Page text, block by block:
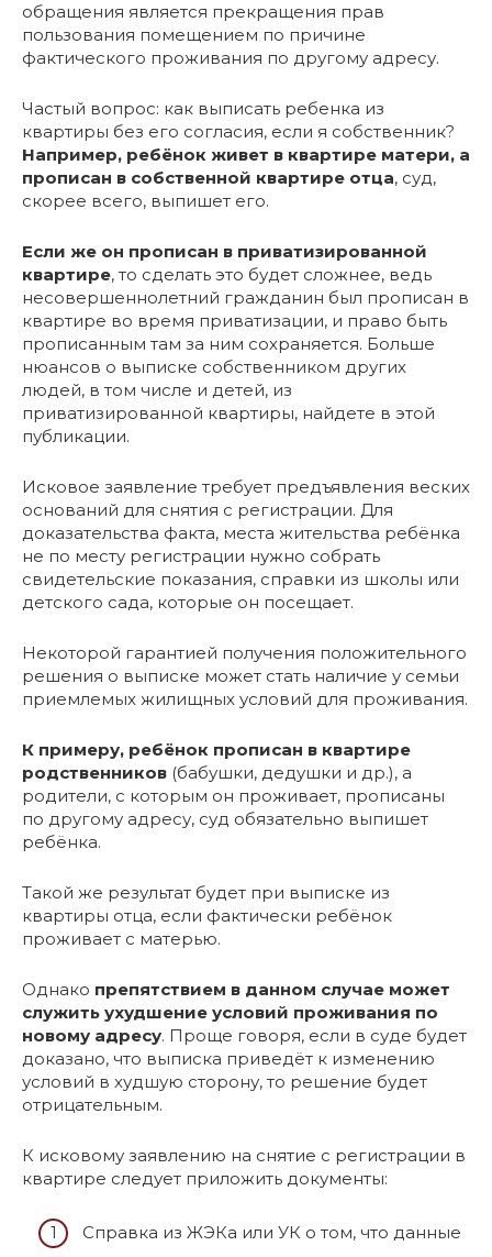
обращения является прекращения прав
пользования помещением по причине
фактического проживания по другому адресу.
Частый вопрос: как выписать ребенка из
квартиры без его согласия, если я собственник?
Например, ребёнок живет в квартире матери, а
прописан в собственной квартире отца, суд,
скорее всего, выпишет его.
Если же он прописан в приватизированной
квартире, то сделать это будет сложнее, ведь
несовершеннолетний гражданин был прописан в
квартире во время приватизации, и право быть
прописанным там за ним сохраняется. Больше
нюансов о выписке собственником других
людей, в том числе и детей, из
приватизированной квартиры, найдете в этой
публикации.
Исковое заявление требует предъявления веских
оснований для снятия с регистрации. Для
доказательства факта, места жительства ребёнка
не по месту регистрации нужно собрать
свидетельские показания, справки из школы или
детского сада, которые он посещает.
Некоторой гарантией получения положительного
решения о выписке может стать наличие у семьи
приемлемых жилищных условий для проживания.
К примеру, ребёнок прописан в квартире
родственников (бабушки, дедушки и др.), а
родители, с которым он проживает, прописаны
по другому адресу, суд обязательно выпишет
ребёнка.
Такой же результат будет при выписке из
квартиры отца, если фактически ребёнок
проживает с матерью.
Однако препятствием в данном случае может
служить ухудшение условий проживания по
новому адресу. Проще говоря, если в суде будет
доказано, что выписка приведёт к изменению
условий в худшую сторону, то решение будет
отрицательным.
К исковому заявлению на снятие с регистрации в
квартире следует приложить документы:
Справка из ЖЭКа или УК о том, что данные